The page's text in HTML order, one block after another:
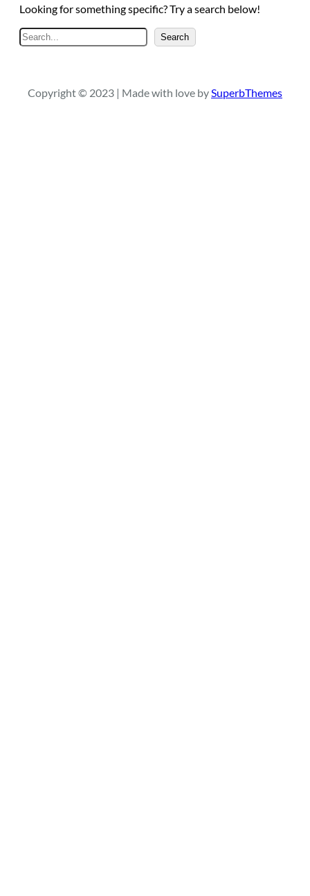
Looking for something specific? Try a search below!
e
c
Search
Copyright © 2023 | Made with love bySuperbThemes